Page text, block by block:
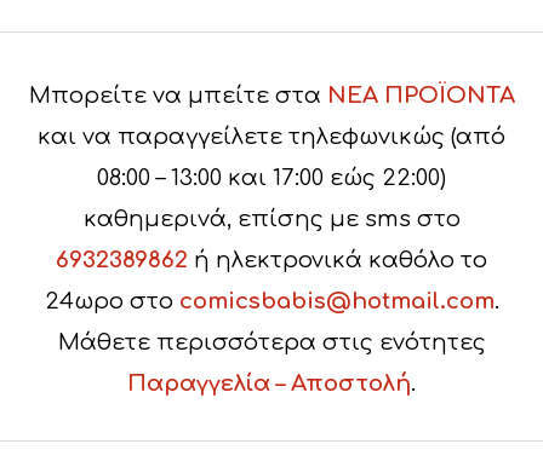
Μπορείτε να μπείτε στα ΝΕΑ ΠΡΟΪΟΝΤΑ
και να παραγγείλετε τηλεφωνικώς (από
08:00 – 13:00 και 17:00 εώς 22:00)
καθημερινά, επίσης με sms στο
6932389862 ή ηλεκτρονικά καθόλο το
24ωρο στο comicsbabis@hotmail.com.
Μάθετε περισσότερα στις ενότητες
Παραγγελία – Αποστολή.